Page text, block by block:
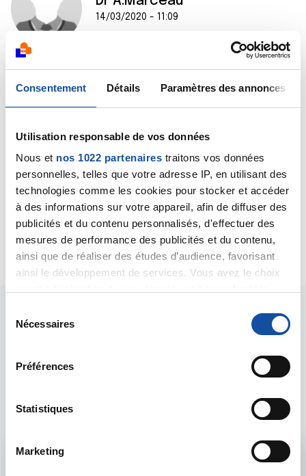
Consentement Détails Paramètres des annonces
Utilisation responsable de vos données
Nous et nos 1022 partenaires traitons vos données
personnelles, telles que votre adresse IP, en utilisant des
technologies comme les cookies pour stocker et accéder
à des informations sur votre appareil, afin de diffuser des
publicités et du contenu personnalisés, d'effectuer des
mesures de performance des publicités et du contenu,
ainsi que de réaliser des études d’audience, favorisant
ainsi le développement de services. Vous avez le choix
tout moment en consultant la Déclaration relative aux
cookies ou en cliquant sur l'icône de confidentialité.
Si vous le permettez, nous aimerions également :
géographique qui peuvent être précises à plusieurs
Identifier votre appareil en l'analysant activement
pour en relever les caractéristiques spécifiques
Nécessaires
Préférences
Statistiques
Marketing
14/03/2020 - 11:09
Il peut exister des aides sociales, voici un lien qui vous
permettra d'en prendre connaissance :
Le cas échéant, vous pouvez également demander
conseil auprès d'une assistante sociale mais
l'organisme de pompes funèbres doit aussi pouvoir
vous donner quelques conseils.
Bien cordialement
Dr A.Marceau
Citer
Les intervenants du
Admin forum